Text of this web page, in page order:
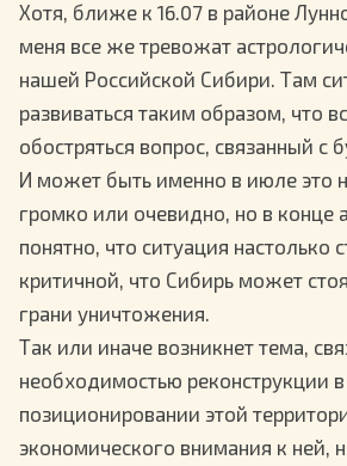
Хотя, ближе к 16.07 в районе
меня все же тревожат
нашей Российской Сибири. Там
развиваться таким образом, что
обостряться вопрос, связанный с
И может быть именно в июле это
громко или очевидно, но в конце
понятно, что ситуация настолько
критичной, что Сибирь может
грани уничтожения.
Так или иначе возникнет тема,
необходимостью реконструкции в
позиционировании этой
экономического внимания к ней,